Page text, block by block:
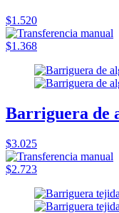
$1.520
$1.368
Barriguera de
$3.025
$2.723